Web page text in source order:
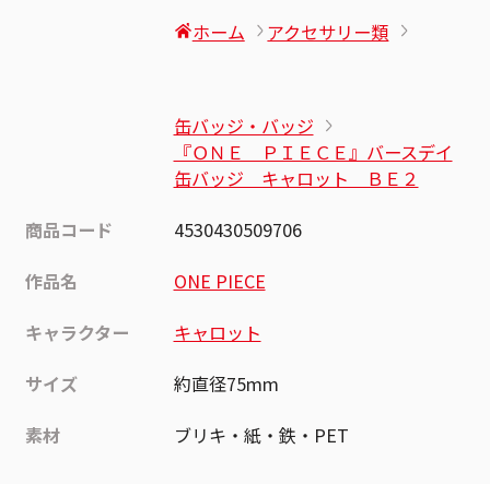
ホーム アクセサリー類
缶バッジ・バッジ
『ＯＮＥ ＰＩＥＣＥ』バースデイ
缶バッジ キャロット ＢＥ２
商品コード
4530430509706
作品名
ONE PIECE
キャラクター
キャロット
サイズ
約直径75mm
素材
ブリキ・紙・鉄・PET